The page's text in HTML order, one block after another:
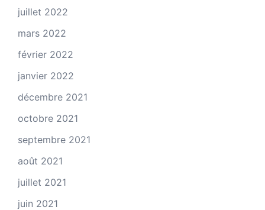
juillet 2022
mars 2022
février 2022
janvier 2022
décembre 2021
octobre 2021
septembre 2021
août 2021
juillet 2021
juin 2021